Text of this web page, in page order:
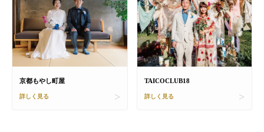
京都もやし町屋
詳しく見る
TAICOCLUB18
詳しく見る